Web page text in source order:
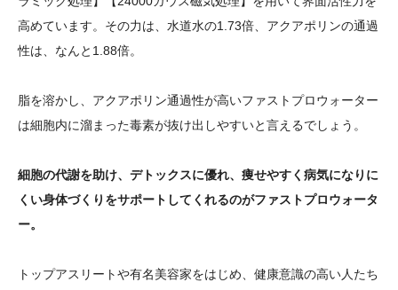
高めています。その力は、水道水の1.73倍、アクアポリンの通過
性は、なんと1.88倍。
脂を溶かし、アクアポリン通過性が高いファストプロウォーター
は細胞内に溜まった毒素が抜け出しやすいと言えるでしょう。
細胞の代謝を助け、デトックスに優れ、痩せやすく病気になりに
くい身体づくりをサポートしてくれるのがファストプロウォータ
ー。
トップアスリートや有名美容家をはじめ、健康意識の高い人たち